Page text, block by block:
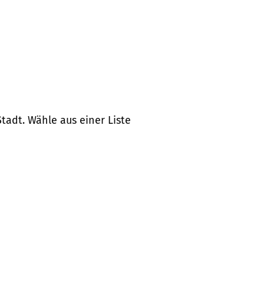
Wähle aus einer Liste